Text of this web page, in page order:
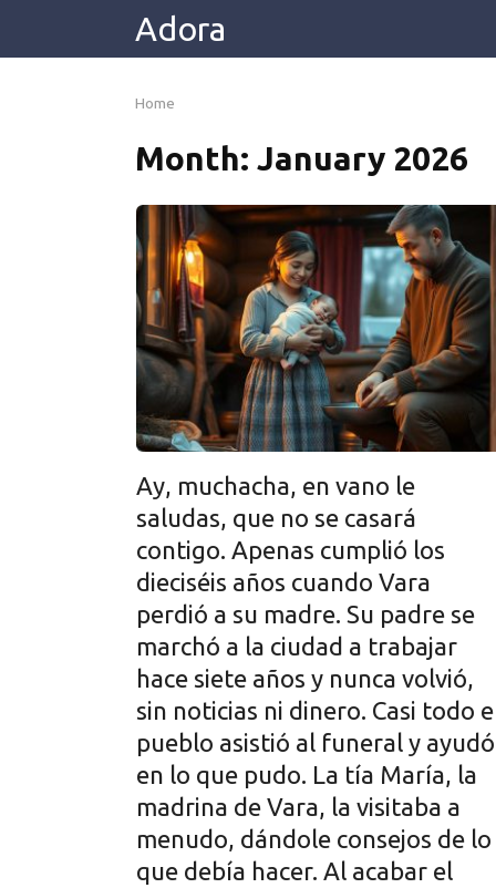
Adora
Home
Month: January 2026
Ay, muchacha, en vano le
saludas, que no se casará
contigo. Apenas cumplió los
dieciséis años cuando Vara
perdió a su madre. Su padre se
marchó a la ciudad a trabajar
hace siete años y nunca volvió,
sin noticias ni dinero. Casi todo
pueblo asistió al funeral y ayudó
en lo que pudo. La tía María, la
madrina de Vara, la visitaba a
menudo, dándole consejos de lo
que debía hacer. Al acabar el